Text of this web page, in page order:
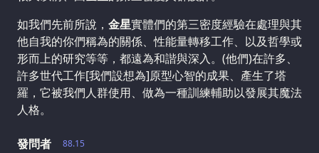
如我們先前所說， 金星實體們的第三密度經驗在處理與其
他自我的你們稱為的關係、性能量轉移工作、以及哲學或
形而上的研究等等，都遠為和諧與深入。(他們)在許多、
許多世代工作[我們設想為]原型心智的成果、產生了塔
羅，它被我們人群使用、做為一種訓練輔助以發展其魔法
人格。
88.15
發問者